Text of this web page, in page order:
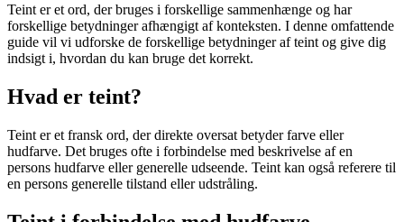
Teint er et ord, der bruges i forskellige sammenhænge og har
forskellige betydninger afhængigt af konteksten. I denne omfattende
guide vil vi udforske de forskellige betydninger af teint og give dig
indsigt i, hvordan du kan bruge det korrekt.
Hvad er teint?
Teint er et fransk ord, der direkte oversat betyder farve eller
hudfarve. Det bruges ofte i forbindelse med beskrivelse af en
persons hudfarve eller generelle udseende. Teint kan også referere til
en persons generelle tilstand eller udstråling.